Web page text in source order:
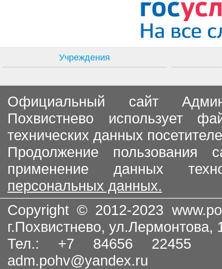
Учреждения
Официальный сайт
Похвистнево использует
технических данных
Продолжение пользования
применение данных
персональных данных.
Copyright © 2012-2023
г.Похвистнево, ул.Лермонтова,
Тел.: +7 84656
adm.pohv@yandex.ru